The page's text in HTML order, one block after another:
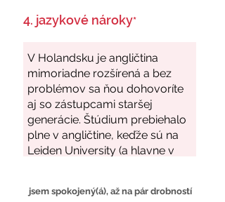
4. jazykové nároky*
jsem spokojený(á), až na pár drobností